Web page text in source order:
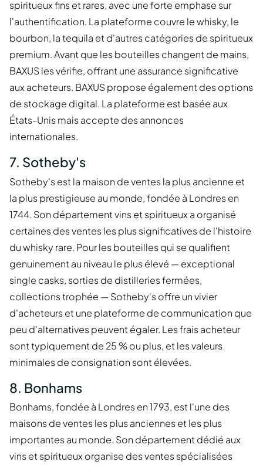
spiritueux fins et rares, avec une forte emphase sur
l'authentification. La plateforme couvre le whisky, le
bourbon, la tequila et d'autres catégories de spiritueux
premium. Avant que les bouteilles changent de mains,
BAXUS les vérifie, offrant une assurance significative
aux acheteurs. BAXUS propose également des options
de stockage digital. La plateforme est basée aux
États-Unis mais accepte des annonces
internationales.
7. Sotheby's
Sotheby's est la maison de ventes la plus ancienne et
la plus prestigieuse au monde, fondée à Londres en
1744. Son département vins et spiritueux a organisé
certaines des ventes les plus significatives de l'histoire
du whisky rare. Pour les bouteilles qui se qualifient
genuinement au niveau le plus élevé — exceptional
single casks, sorties de distilleries fermées,
collections trophée — Sotheby's offre un vivier
d'acheteurs et une plateforme de communication que
peu d'alternatives peuvent égaler. Les frais acheteur
sont typiquement de 25 % ou plus, et les valeurs
minimales de consignation sont élevées.
8. Bonhams
Bonhams, fondée à Londres en 1793, est l'une des
maisons de ventes les plus anciennes et les plus
importantes au monde. Son département dédié aux
vins et spiritueux organise des ventes spécialisées